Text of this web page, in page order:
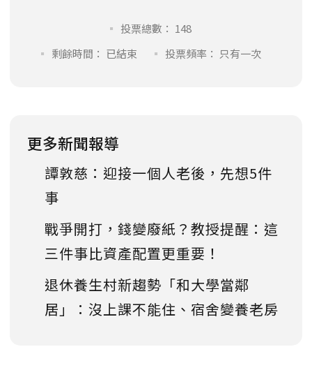
投票總數： 148
剩餘時間： 已結束
投票頻率： 只有一次
更多新聞報導
譚敦慈：迎接一個人老後，先想5件
事
戰爭開打，錢變廢紙？教授提醒：這
三件事比資產配置更重要！
退休養生村新趨勢「和大學當鄰
居」：沒上課不能住、宿舍變養老房